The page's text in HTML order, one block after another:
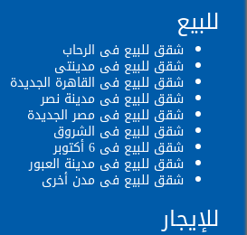
للبيع
شقق للبيع فى الرحاب
شقق للبيع فى مدينتى
شقق للبيع فى القاهرة الجديدة
شقق للبيع فى مدينة نصر
شقق للبيع فى مصر الجديدة
شقق للبيع فى الشروق
شقق للبيع فى 6 أكتوبر
شقق للبيع فى مدينة العبور
شقق للبيع فى مدن أخرى
للإيجار